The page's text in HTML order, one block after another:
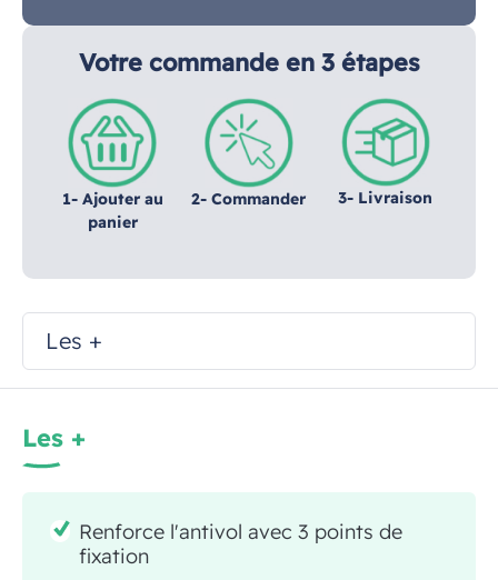
Votre commande en 3 étapes
1- Ajouter au
panier
2- Commander 3- Livraison
Les +
Les +
Renforce l'antivol avec 3 points de
fixation